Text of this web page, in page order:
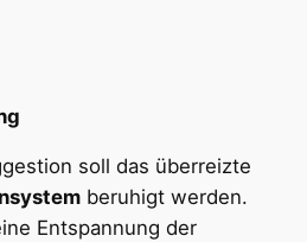
soll das überreizte
beruhigt werden.
Entspannung der